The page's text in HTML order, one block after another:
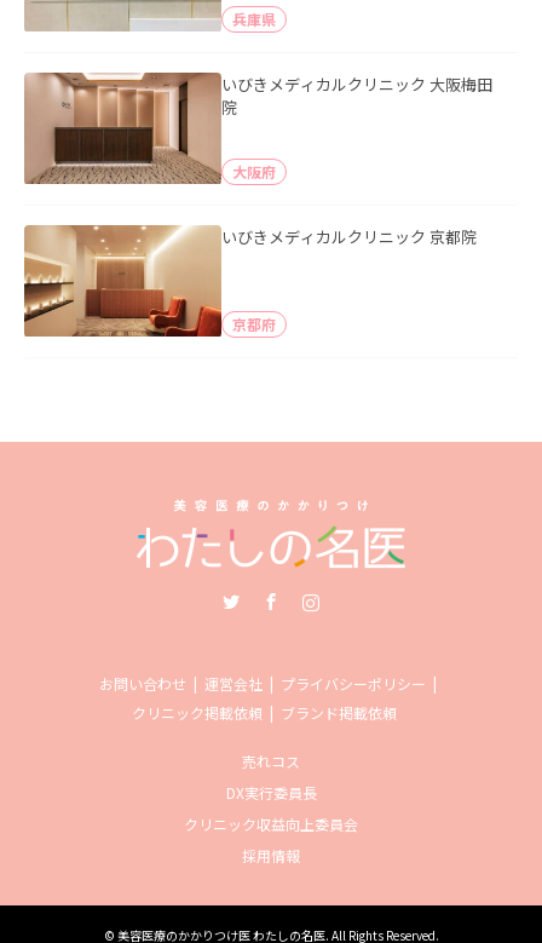
兵庫県
いびきメディカルクリニック 大阪梅田
院
大阪府
いびきメディカルクリニック 京都院
京都府
お問い合わせ 運営会社
プライバシーポリシー
クリニック掲載依頼
ブランド掲載依頼
売れコス
DX実行委員長
クリニック収益向上委員会
採用情報
© 美容医療のかかりつけ医 わたしの名医. All Rights Reserved.